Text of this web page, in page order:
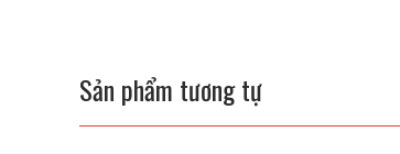
Sản phẩm tương tự